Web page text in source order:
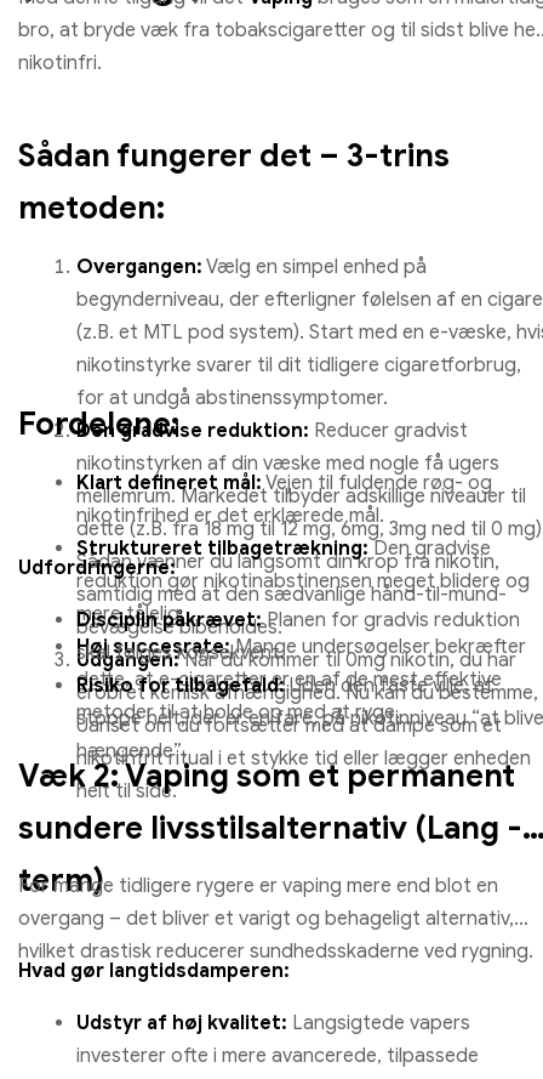
bro, at bryde væk fra tobakscigaretter og til sidst blive
nikotinfri.
Sådan fungerer det – 3-trins
metoden:
Overgangen: Vælg en simpel enhed på
begynderniveau, der efterligner følelsen af ​​en
(z.B. et MTL pod system). Start med en e-væske,
nikotinstyrke svarer til dit tidligere cigaretforbrug,
for at undgå abstinenssymptomer.
Den gradvise reduktion: Reducer gradvist
nikotinstyrken af ​​din væske med nogle få ugers
mellemrum. Markedet tilbyder adskillige niveauer til
dette (z.B. fra 18 mg til 12 mg, 6mg, 3mg ned til 0
Sådan vænner du langsomt din krop fra nikotin,
samtidig med at den sædvanlige hånd-til-mund-
bevægelse bibeholdes.
Udgangen:Når du kommer til 0mg nikotin, du har
erobret kemisk afhængighed. Nu kan du bestemme,
Uanset om du fortsætter med at dampe som et
nikotinfrit ritual i et stykke tid eller lægger enheden
helt til side.
Fordelene:
Klart defineret mål:Vejen til fuldende røg- og
nikotinfrihed er det erklærede mål.
Struktureret tilbagetrækning: Den gradvise
reduktion gør nikotinabstinensen meget blidere og
mere tålelig.
Høj succesrate:Mange undersøgelser bekræfter
dette, at e-cigaretter er en af ​​de mest effektive
metoder til at holde op med at ryge.
Udfordringerne:
Disciplin påkrævet:Planen for gradvis reduktion
skal følges konsekvent.
Risiko for tilbagefald:Uden den faste vilje, at
stoppe helt, der er en fare, på nikotinniveau “at blive
hængende”.
Væk 2: Vaping som et permanent
sundere livsstilsalternativ (Lang -
term)
For mange tidligere rygere er vaping mere end blot en
overgang – det bliver et varigt og behageligt alternativ,
hvilket drastisk reducerer sundhedsskaderne ved rygning.
Hvad gør langtidsdamperen:
Udstyr af høj kvalitet: Langsigtede vapers
investerer ofte i mere avancerede, tilpassede